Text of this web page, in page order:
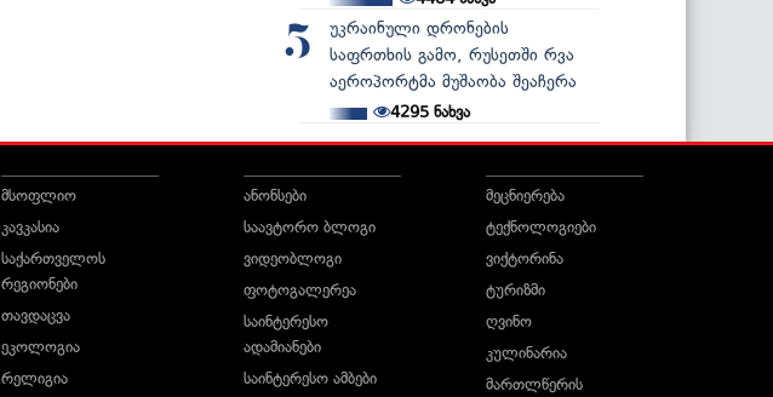
5
უკრაინული დრონების
საფრთხის გამო, რუსეთში რვა
აეროპორტმა მუშაობა შეაჩერა
4295 ნახვა
მსოფლიო
კავკასია
საქართველოს
რეგიონები
თავდაცვა
ეკოლოგია
რელიგია
ანონსები
საავტორო ბლოგი
ვიდეობლოგი
ფოტოგალერეა
საინტერესო
ადამიანები
საინტერესო ამბები
მეცნიერება
ტექნოლოგიები
ვიქტორინა
ტურიზმი
ღვინო
კულინარია
მართლწერის